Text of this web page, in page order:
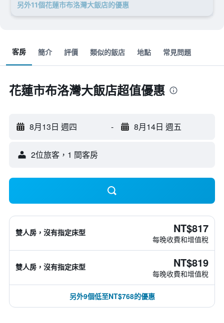
另外11個花蓮市布洛灣大飯店​的優惠
客房 簡介 評價 類似的飯店 地點 常見問題
花蓮市布洛灣大飯店超值優惠
8月13日 週四 - 8月14日 週五
2位旅客，1 間客房
雙人房，沒有指定床型 NT$817
每晚收費和增值稅
雙人房，沒有指定床型 NT$819
每晚收費和增值稅
另外9個低至NT$768的優惠